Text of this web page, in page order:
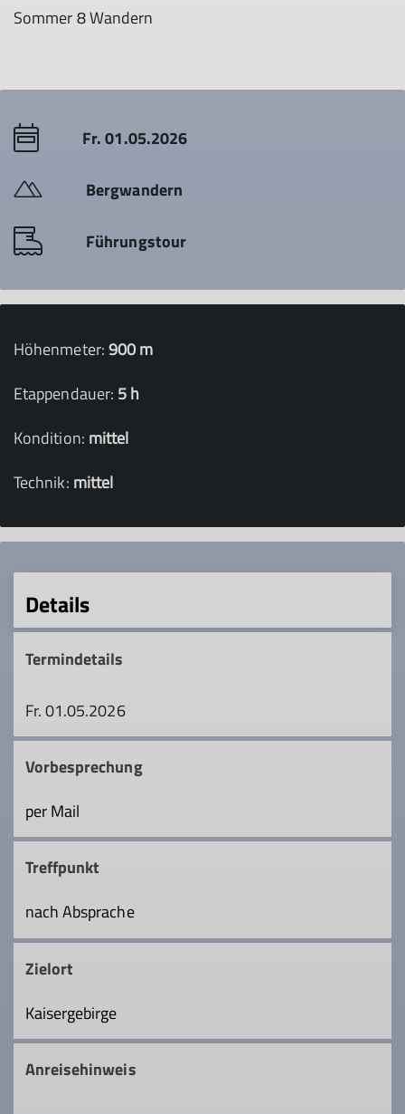
Sommer 8 Wandern
Fr. 01.05.2026
Bergwandern
Führungstour
Höhenmeter:900 m
Etappendauer: 5 h
Kondition: mittel
Technik: mittel
Details
Termindetails
Fr. 01.05.2026
Vorbesprechung
per Mail
Treffpunkt
nach Absprache
Zielort
Kaisergebirge
Anreisehinweis